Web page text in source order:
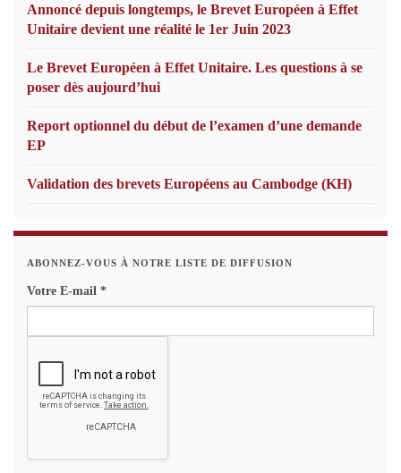
Annoncé depuis longtemps, le Brevet Européen à Effet
Unitaire devient une réalité le 1er Juin 2023
Le Brevet Européen à Effet Unitaire. Les questions à se
poser dès aujourd’hui
Report optionnel du début de l’examen d’une demande
EP
Validation des brevets Européens au Cambodge (KH)
ABONNEZ-VOUS À NOTRE LISTE DE DIFFUSION
Votre E-mail *